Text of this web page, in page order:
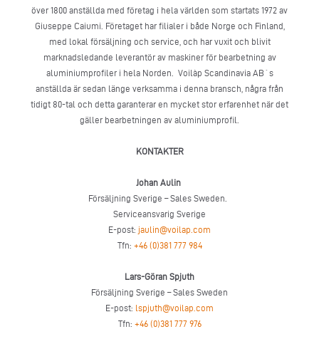
över 1800 anställda med företag i hela världen som startats 1972 av
Giuseppe Caiumi. Företaget har filialer i både Norge och Finland,
med lokal försäljning och service, och har vuxit och blivit
marknadsledande leverantör av maskiner för bearbetning av
aluminiumprofiler i hela Norden. Voilàp Scandinavia AB´s
anställda är sedan länge verksamma i denna bransch, några från
tidigt 80-tal och detta garanterar en mycket stor erfarenhet när det
gäller bearbetningen av aluminiumprofil.
KONTAKTER
Johan Aulin
Försäljning Sverige – Sales Sweden.
Serviceansvarig Sverige
E-post: jaulin@voilap.com
Tfn: +46 (0)381 777 984
Lars-Göran Spjuth
Försäljning Sverige – Sales Sweden
E-post: lspjuth@voilap.com
Tfn: +46 (0)381 777 976